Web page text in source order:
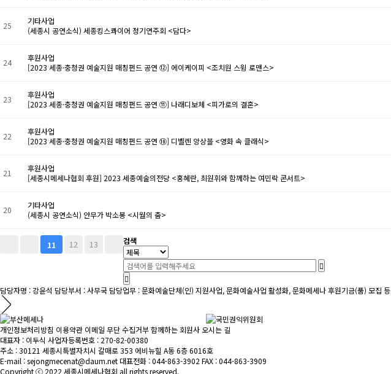
25
기타사업
(세종시 공연소식) 세종킹스콰이어 정기연주회 <담다>
24
후원사업
[2023 세종·충청권 예술지원 매칭펀드 공연 ⑫] 에이케이피 <조치원 스윙 로맨스>
23
후원사업
[2023 세종·충청권 예술지원 매칭펀드 공연 ⑪] 나래디보체 <피가로의 결혼>
22
후원사업
[2023 세종·충청권 예술지원 매칭펀드 공연 ⑩] 디벨렌 앙상블 <영화 속 클래식>
21
후원사업
[세종시메세나협회 후원] 2023 세종예술의전당 <홍혜란, 최원휘와 함께하는 여민락 콘서트>
20
기타사업
(세종시 공연소식) 안무가 박소봉 <시월의 춤>
11 12 13 검색
담당자명 : 강윤석 담당부서 : 사무국 담당업무 : 문화예술단체(인) 지원사업, 문화예술사업 활성화, 문화메세나 후원기금(품) 모집 등
개인정보처리방침 이용약관 이메일 무단 수집거부함께하는 회원사오시는 길
대표자 : 이두식 사업자등록번호 : 270-82-00380
주소 : 30121 세종시특별자치시 갈매로 353 에비뉴힐 A동 6층 6016호
E-mail : sejongmecenat@daum.net 대표전화 : 044-863-3902 FAX : 044-863-3909
Copyright ⓒ 2022 세종시메세나협회 all rights reserved.